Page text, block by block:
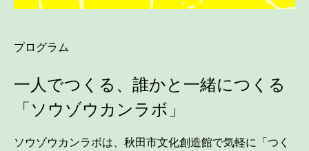
プログラム
一人でつくる、誰かと一緒につくる
「ソウゾウカンラボ」
ソウゾウカンラボは、秋田市文化創造館で気軽に「つく